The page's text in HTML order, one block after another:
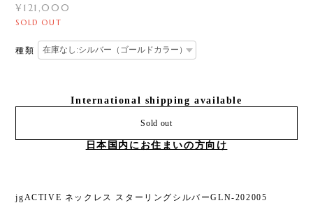
¥121,000
SOLD OUT
種類
International shipping available
Sold out
日本国内にお住まいの方向け
jgACTIVE ネックレス スターリングシルバーGLN-202005